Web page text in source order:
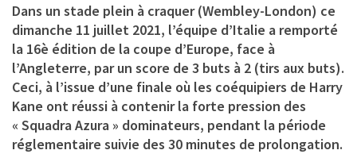
Dans un stade plein à craquer (Wembley-London) ce
dimanche 11 juillet 2021, l’équipe d’Italie a remporté
la 16è édition de la coupe d’Europe, face à
l’Angleterre, par un score de 3 buts à 2 (tirs aux buts).
Ceci, à l’issue d’une finale où les coéquipiers de Harry
Kane ont réussi à contenir la forte pression des
« Squadra Azura » dominateurs, pendant la période
réglementaire suivie des 30 minutes de prolongation.